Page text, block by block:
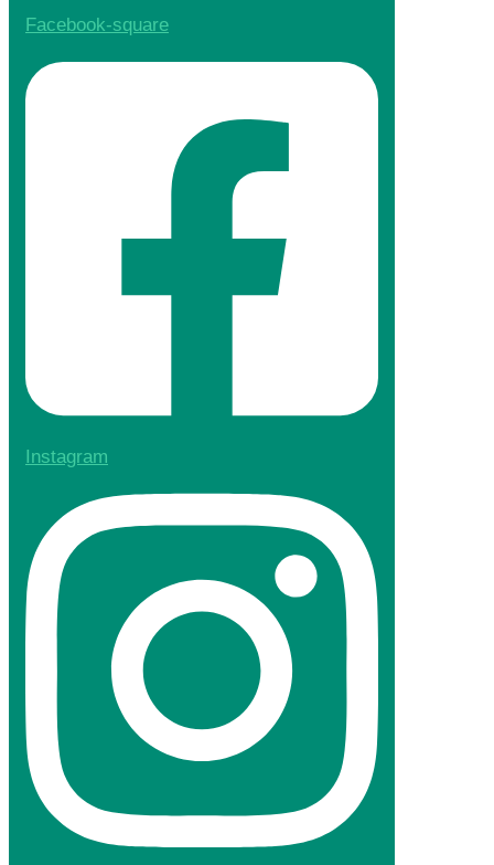
Facebook-square
Instagram